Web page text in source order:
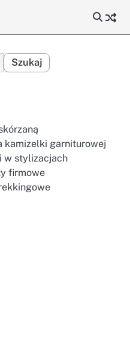
kamizelki garniturowej
w stylizacjach
firmowe